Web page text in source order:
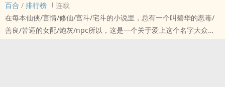
百合 / 排行榜
连载
在每本仙侠/言情/修仙/宫斗/宅斗的小说里，总有一个叫碧华的恶毒/
善良/苦逼的女配/炮灰/npc所以，这是一个关于爱上这个名字大众化